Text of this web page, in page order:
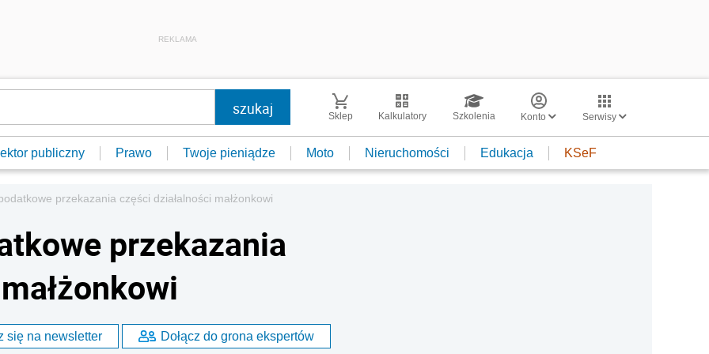
REKLAMA
Sklep Kalkulatory Szkolenia Konto Serwisy
publiczny Prawo Twoje pieniądze Moto Nieruchomości Edukacja KSeF
przekazania części działalności małżonkowi
przekazania
się na newsletter Dołącz do grona ekspertów